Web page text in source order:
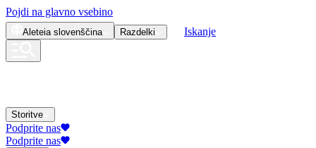
Pojdi na glavno vsebino
Aleteia slovenščina Razdelki Iskanje
Storitve
Podprite nas
Podprite nas